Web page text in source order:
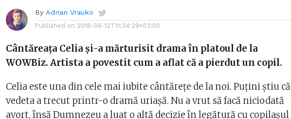
By Adrian Vrauko
Published on 2018-06-12T11:34:29+03:00
Cântăreața Celia și-a mărturisit drama în platoul de la
WOWBiz. Artista a povestit cum a aflat că a pierdut un copil.
Celia este una din cele mai iubite cântărețe de la noi. Puțini știu că
vedeta a trecut printr-o dramă uriașă. Nu a vrut să facă niciodată
avort, însă Dumnezeu a luat o altă decizie în legătură cu copilașul